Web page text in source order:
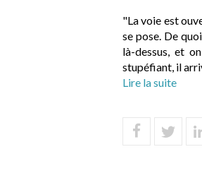
"La voie est
se pose. De
là-dessus, et
stupéfiant, il
Lire la suite